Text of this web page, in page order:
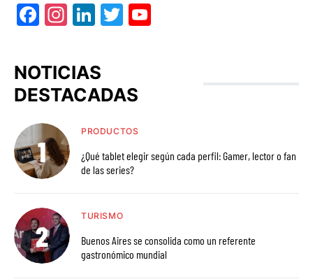
Facebook
Instagram
LinkedIn
Twitter
NOTICIAS
DESTACADAS
PRODUCTOS
¿Qué tablet elegir según cada perfil: Gamer, lector o fan
de las series?
TURISMO
Buenos Aires se consolida como un referente
gastronómico mundial